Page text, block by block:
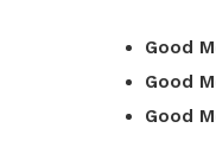
Good
Good
Good